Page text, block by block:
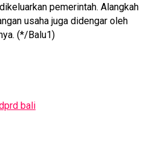
pemerintah. Alangkah
usaha juga didengar oleh
(*/Balu1)